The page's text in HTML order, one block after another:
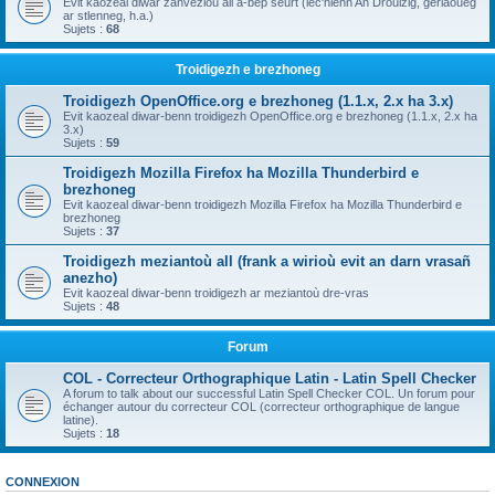
ar stlenneg, h.a.)
Sujets : 68
Troidigezh e brezhoneg
Troidigezh OpenOffice.org e brezhoneg (1.1.x, 2.x ha 3.x)
Evit kaozeal diwar-benn troidigezh OpenOffice.org e brezhoneg (1.1.x, 2.x ha
3.x)
Sujets : 59
Troidigezh Mozilla Firefox ha Mozilla Thunderbird e
brezhoneg
Evit kaozeal diwar-benn troidigezh Mozilla Firefox ha Mozilla Thunderbird e
brezhoneg
Sujets : 37
Troidigezh meziantoù all (frank a wirioù evit an darn vrasañ
anezho)
Evit kaozeal diwar-benn troidigezh ar meziantoù dre-vras
Sujets : 48
Forum
COL - Correcteur Orthographique Latin - Latin Spell Checker
A forum to talk about our successful Latin Spell Checker COL. Un forum pour
échanger autour du correcteur COL (correcteur orthographique de langue
latine).
Sujets : 18
CONNEXION